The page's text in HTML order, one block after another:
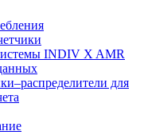
INDIV X AMR
для